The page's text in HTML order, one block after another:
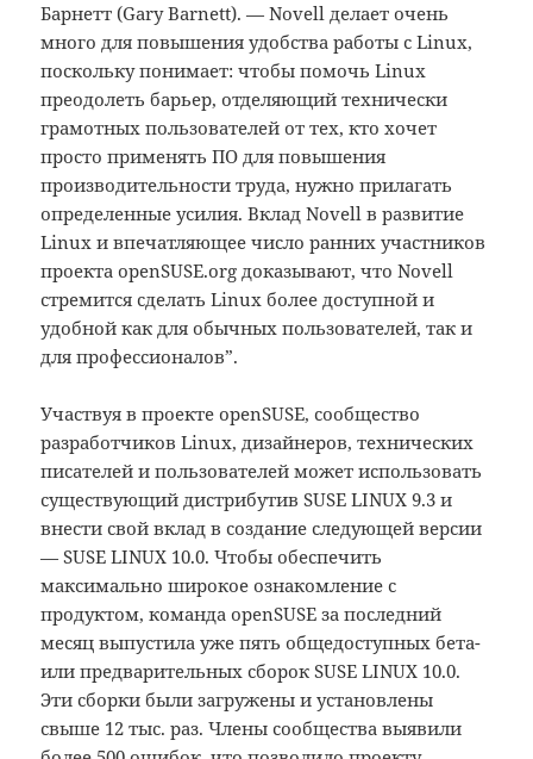
Барнетт (Gary Barnett). — Novell делает очень
много для повышения удобства работы с Linux,
поскольку понимает: чтобы помочь Linux
преодолеть барьер, отделяющий технически
грамотных пользователей от тех, кто хочет
просто применять ПО для повышения
производительности труда, нужно прилагать
определенные усилия. Вклад Novell в развитие
Linux и впечатляющее число ранних участников
проекта openSUSE.org доказывают, что Novell
стремится сделать Linux более доступной и
удобной как для обычных пользователей, так и
для профессионалов”.
Участвуя в проекте openSUSE, сообщество
разработчиков Linux, дизайнеров, технических
писателей и пользователей может использовать
существующий дистрибутив SUSE LINUX 9.3 и
внести свой вклад в создание следующей версии
— SUSE LINUX 10.0. Чтобы обеспечить
максимально широкое ознакомление с
продуктом, команда openSUSE за последний
месяц выпустила уже пять общедоступных бета-
или предварительных сборок SUSE LINUX 10.0.
Эти сборки были загружены и установлены
свыше 12 тыс. раз. Члены сообщества выявили